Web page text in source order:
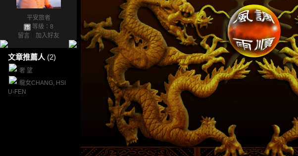
平安旅者
等級：8
留言
加入好友
文章推薦人 (2)
奢 望
龍女CHANG, HSI
U-FEN